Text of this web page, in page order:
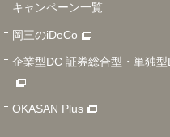
キャンペーン一覧
岡三のiDeCo
企業型DC 証券総合型・単独型
OKASAN Plus